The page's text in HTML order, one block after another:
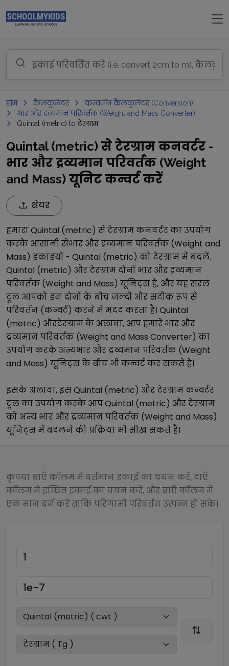
होम कैलकुलेटर
कन्वर्जन कैलकुलेटर (Conversion)
भार और द्रव्यमान परिवर्तक (Weight and Mass Converter)
Quintal (metric) to टेरग्राम
Quintal (metric) से टेरग्राम कनवर्टर -
भार और द्रव्यमान परिवर्तक (Weight
and Mass) यूनिट कन्वर्ट करें
शेयर
हमाराQuintal (metric) सेटेरग्रामकनवर्टर का उपयोग
करके आसानी सेभार और द्रव्यमान परिवर्तक (Weight and
Mass) इकाइयों - Quintal (metric) कोटेरग्राममें बदलें.
Quintal (metric) औरटेरग्रामदोनों भार और द्रव्यमान
परिवर्तक (Weight and Mass) यूनिट्स हैं, और यह सरल
टूल आपको इन दोनों के बीच जल्दी और सटीक रूप से
परिवर्तन (कन्वर्ट) करने में मदद करता है। Quintal
(metric) औरटेरग्रामके अलावा, आप हमारे भार और
द्रव्यमान परिवर्तक (Weight and Mass Converter) का
उपयोग करके अन्यभार और द्रव्यमान परिवर्तक (Weight
and Mass) यूनिट्स के बीच भी कन्वर्ट कर सकते हैं।
इसके अलावा, इसQuintal (metric) औरटेरग्रामकन्वर्टर
टूल का उपयोग करके आपQuintal (metric) औरटेरग्राम
को अन्य भार और द्रव्यमान परिवर्तक (Weight and Mass)
यूनिट्स में बदलने की प्रक्रिया भी सीख सकते हैं।
कृपया बाएँ कॉलम में वर्तमान इकाई का चयन करें, दाएँ
कॉलम में इच्छित इकाई का चयन करें, और बाएँ कॉलम में
एक मान दर्ज करें ताकि परिणामी परिवर्तन उत्पन्न हो सके।